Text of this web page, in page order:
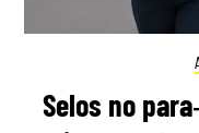
Selos no